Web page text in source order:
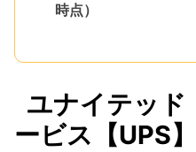
時点）
ユナイテッド
ービス【UPS